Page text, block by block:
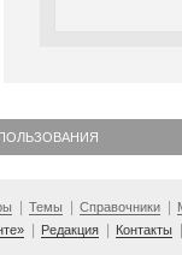
Темы Справочники
Редакция Контакты